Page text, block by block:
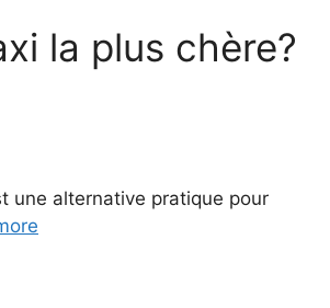
la plus chère?
une alternative pratique pour